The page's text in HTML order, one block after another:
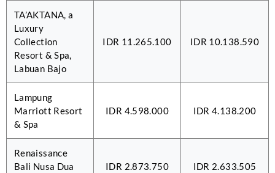
TA’AKTANA, a
Luxury
Collection
Resort & Spa,
Labuan Bajo
IDR 11.265.100 IDR 10.138.590
Lampung
Marriott Resort
& Spa
IDR 4.598.000 IDR 4.138.200
Renaissance
Bali Nusa Dua
IDR 2.873.750 IDR 2.633.505